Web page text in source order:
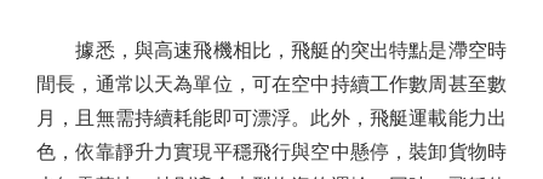
據悉，與高速飛機相比，飛艇的突出特點是滯空時
間長，通常以天為單位，可在空中持續工作數周甚至數
月，且無需持續耗能即可漂浮。此外，飛艇運載能力出
色，依靠靜升力實現平穩飛行與空中懸停，裝卸貨物時